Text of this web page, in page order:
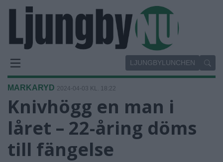
LJUNGBYLUNCHEN
MARKARYD 2024-04-03 KL. 18:22
Knivhögg en man i
låret – 22-åring döms
till fängelse